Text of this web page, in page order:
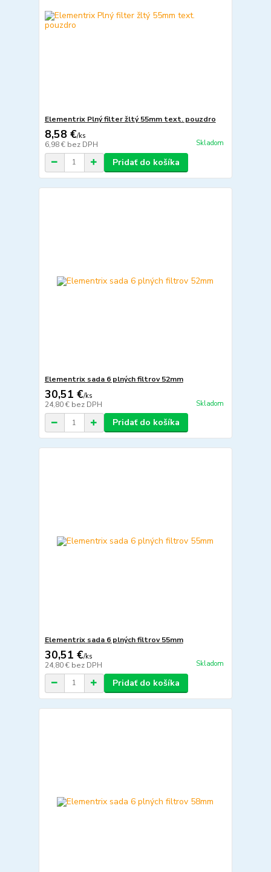
Elementrix Plný filter žltý 55mm text. pouzdro
8,58 €/ks
6,98 € bez DPH Skladom
Pridať do košíka
Elementrix sada 6 plných filtrov 52mm
30,51 €/ks
24,80 € bez DPH Skladom
Pridať do košíka
Elementrix sada 6 plných filtrov 55mm
30,51 €/ks
24,80 € bez DPH Skladom
Pridať do košíka